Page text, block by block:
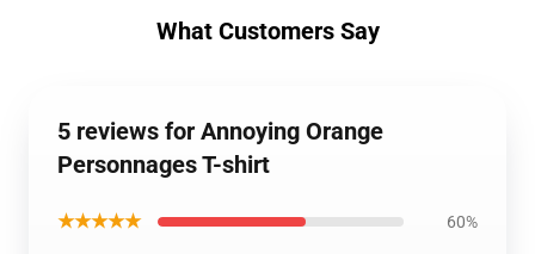
What Customers Say
5 reviews for Annoying Orange
Personnages T-shirt
★★★★★ 60%